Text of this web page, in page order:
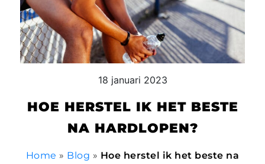
18 januari 2023
HOE HERSTEL IK HET BESTE
NA HARDLOPEN?
Home » Blog » Hoe herstel ik het beste na